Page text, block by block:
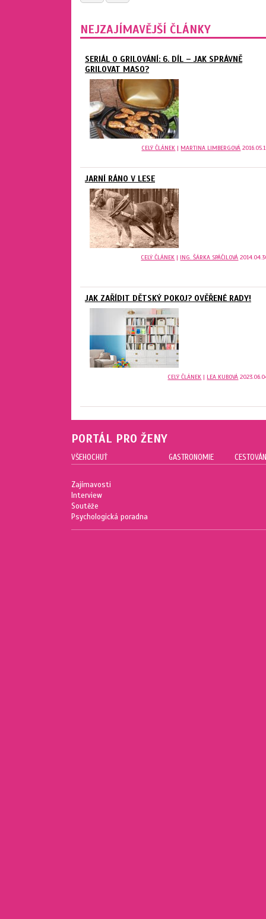
NEJZAJÍMAVĚJŠÍ ČLÁNKY
SERIÁL O GRILOVÁNÍ: 6. DÍL – JAK SPRÁVNĚ
GRILOVAT MASO?
CELÝ ČLÁNEK | MARTINA LIMBERGOVÁ
JARNÍ RÁNO V LESE
CELÝ ČLÁNEK | ING. ŠÁRKA SPÁČILOVÁ
JAK ZAŘÍDIT DĚTSKÝ POKOJ? OVĚŘENÉ RADY!
CELÝ ČLÁNEK | LEA KUBOVÁ
PORTÁL PRO ŽENY
VŠEHOCHUŤ
Zajímavosti
Interview
Soutěže
Psychologická poradna
GASTRONOMIE